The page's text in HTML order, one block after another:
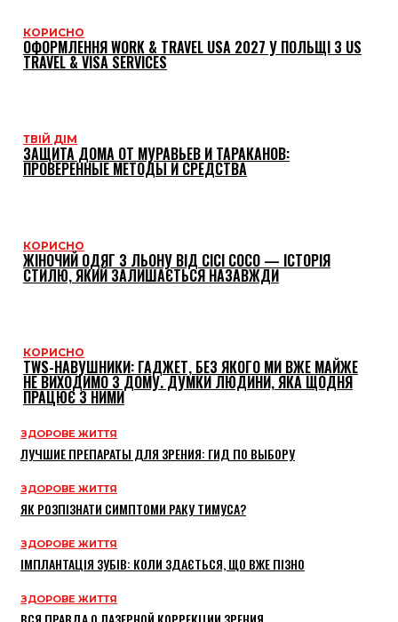
КОРИСНО
ОФОРМЛЕННЯ WORK & TRAVEL USA 2027 У ПОЛЬЩІ З US
TRAVEL & VISA SERVICES
ТВІЙ ДІМ
ЗАЩИТА ДОМА ОТ МУРАВЬЕВ И ТАРАКАНОВ:
ПРОВЕРЕННЫЕ МЕТОДЫ И СРЕДСТВА
КОРИСНО
ЖІНОЧИЙ ОДЯГ З ЛЬОНУ ВІД CICI COCO — ІСТОРІЯ
СТИЛЮ, ЯКИЙ ЗАЛИШАЄТЬСЯ НАЗАВЖДИ
КОРИСНО
TWS-НАВУШНИКИ: ГАДЖЕТ, БЕЗ ЯКОГО МИ ВЖЕ МАЙЖЕ
НЕ ВИХОДИМО З ДОМУ. ДУМКИ ЛЮДИНИ, ЯКА ЩОДНЯ
ПРАЦЮЄ З НИМИ
ЗДОРОВЕ ЖИТТЯ
ЛУЧШИЕ ПРЕПАРАТЫ ДЛЯ ЗРЕНИЯ: ГИД ПО ВЫБОРУ
ЗДОРОВЕ ЖИТТЯ
ЯК РОЗПІЗНАТИ СИМПТОМИ РАКУ ТИМУСА?
ЗДОРОВЕ ЖИТТЯ
ІМПЛАНТАЦІЯ ЗУБІВ: КОЛИ ЗДАЄТЬСЯ, ЩО ВЖЕ ПІЗНО
ЗДОРОВЕ ЖИТТЯ